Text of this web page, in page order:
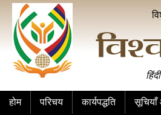
होम परिचय कार्यपद्धति सूचियाँ